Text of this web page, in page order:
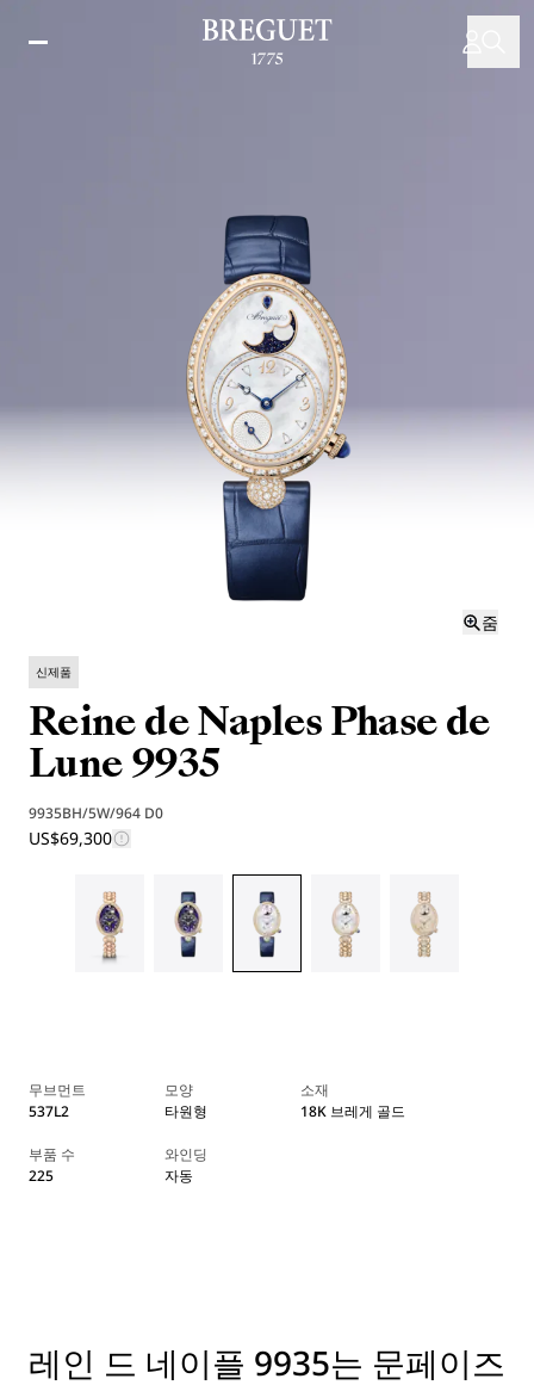
줌
신제품
Reine de Naples Phase de
Lune 9935
9935BH/5W/964 D0
US$69,300
무브먼트
537L2
모양
타원형
소재
18K 브레게 골드
부품 수
225
와인딩
자동
레인 드 네이플 9935는 문페이즈